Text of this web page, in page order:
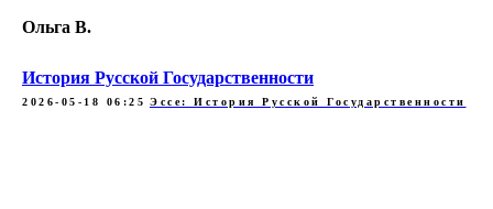
Ольга В.
История Русской Государственности
2026-05-18 06:25 Эссе: История Русской Государственности